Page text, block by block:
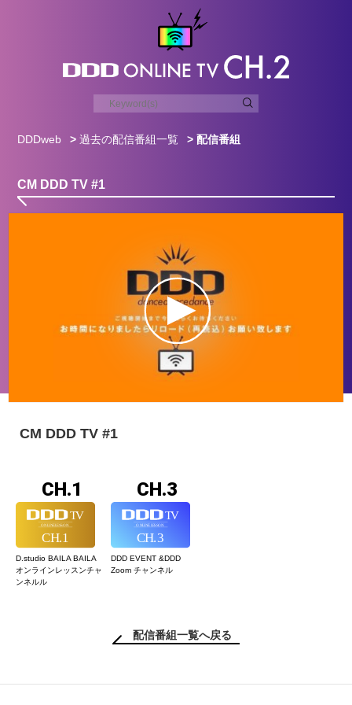
DDDweb >過去の配信番組一覧 > 配信番組
CM DDD TV #1
CM DDD TV #1
CH.1
D.studio BAILA BAILA
オンラインレッスンチャ
ンネルル
CH.3
DDD EVENT &DDD
Zoom チャンネル
配信番組一覧へ戻る